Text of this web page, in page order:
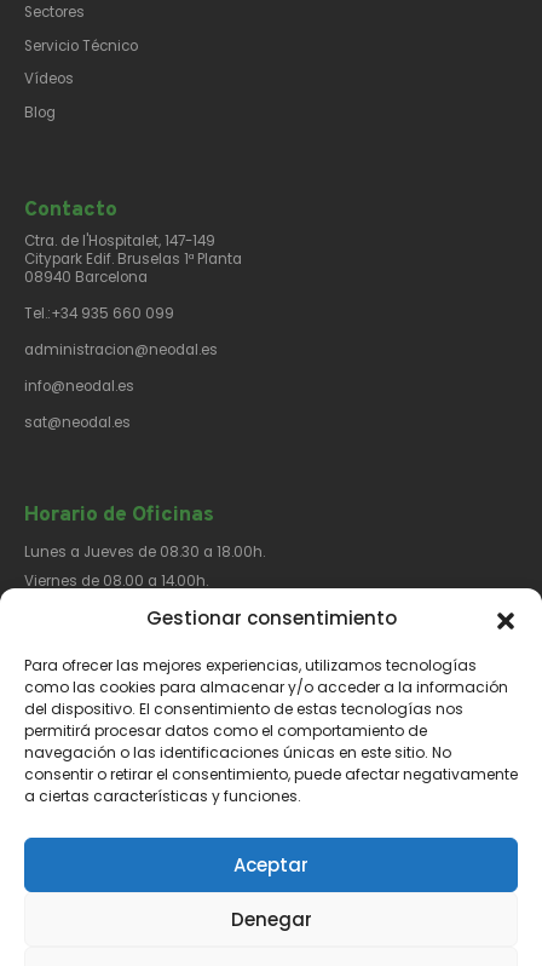
Gestionar consentimiento
Para ofrecer las mejores experiencias, utilizamos tecnologías
como las cookies para almacenar y/o acceder a la información
del dispositivo. El consentimiento de estas tecnologías nos
permitirá procesar datos como el comportamiento de
navegación o las identificaciones únicas en este sitio. No
consentir o retirar el consentimiento, puede afectar negativamente
a ciertas características y funciones.
Aceptar
Denegar
Sectores
Servicio Técnico
Vídeos
Blog
Contacto​
Ctra. de l'Hospitalet, 147-149
Citypark Edif. Bruselas 1ª Planta
08940 Barcelona
Tel.:+34 935 660 099
administracion@neodal.es
info@neodal.es
sat@neodal.es
Horario de Oficinas
Lunes a Jueves de 08.30 a 18.00h.
Viernes de 08.00 a 14.00h.
Síguenos​
Aviso Legal Política de Privacidad Política de Cookies